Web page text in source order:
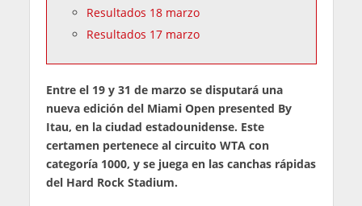
Resultados 18 marzo
Resultados 17 marzo
Entre el 19 y 31 de marzo se disputará una
nueva edición del Miami Open presented By
Itau, en la ciudad estadounidense. Este
certamen pertenece al circuito WTA con
categoría 1000, y se juega en las canchas rápidas
del Hard Rock Stadium.